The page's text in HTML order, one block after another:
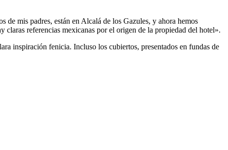
de mis padres, están en Alcalá de los Gazules, y ahora hemos
referencias mexicanas por el origen de la propiedad del hotel».
inspiración fenicia. Incluso los cubiertos, presentados en fundas de